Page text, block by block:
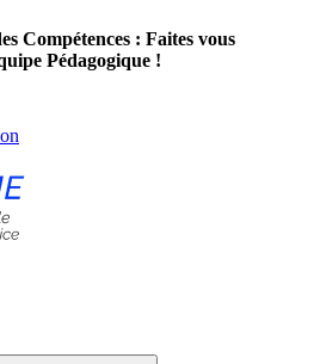
Compétences : Faites vous
Pédagogique !